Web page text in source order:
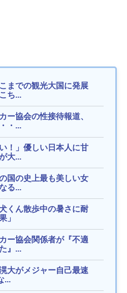
までの観光大国に発展
ち...
ー協会の性接待報道、
・...
！」優しい日本人に甘
大...
国の史上最も美しい女
る...
くん散歩中の暑さに耐
」
ー協会関係者が『不適
』...
大がメジャー自己最速